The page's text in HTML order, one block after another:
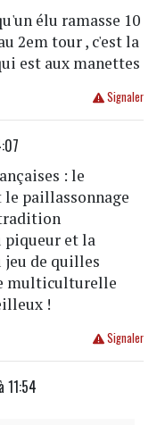
élu ramasse 10
2em tour , c'est la
est aux manettes
Signaler
: le
paillassonnage
piqueur et la
de quilles
multiculturelle
!
Signaler
11:54